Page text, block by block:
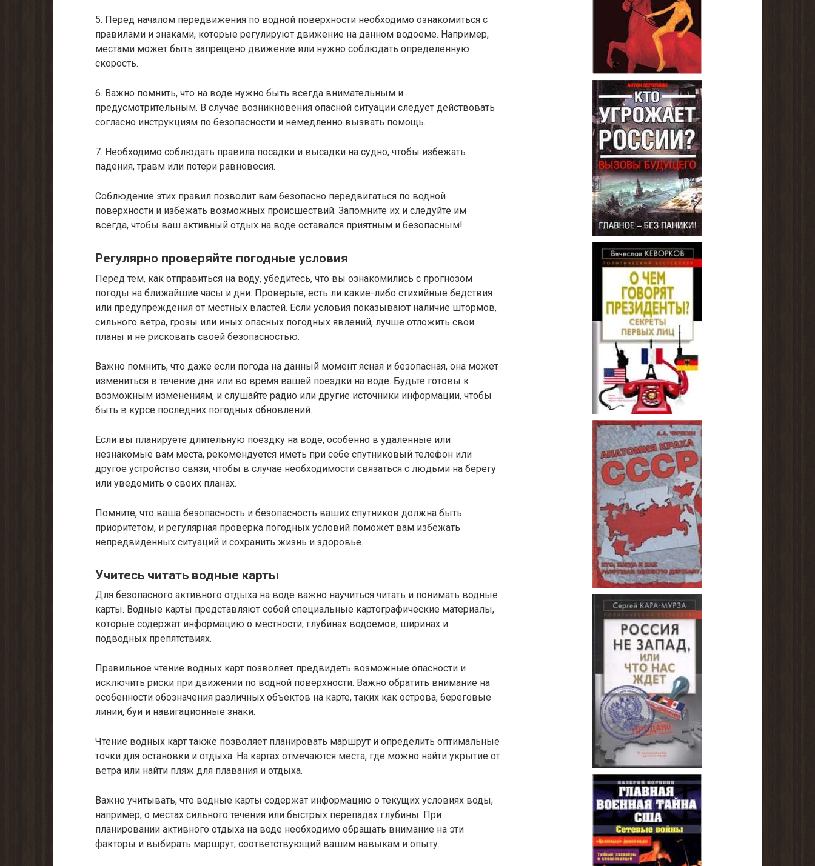
5. Перед началом передвижения по водной поверхности необходимо ознакомиться с
правилами и знаками, которые регулируют движение на данном водоеме. Например,
местами может быть запрещено движение или нужно соблюдать определенную
скорость.
6. Важно помнить, что на воде нужно быть всегда внимательным и
предусмотрительным. В случае возникновения опасной ситуации следует действовать
согласно инструкциям по безопасности и немедленно вызвать помощь.
7. Необходимо соблюдать правила посадки и высадки на судно, чтобы избежать
падения, травм или потери равновесия.
Соблюдение этих правил позволит вам безопасно передвигаться по водной
поверхности и избежать возможных происшествий. Запомните их и следуйте им
всегда, чтобы ваш активный отдых на воде оставался приятным и безопасным!
Регулярно проверяйте погодные условия
Перед тем, как отправиться на воду, убедитесь, что вы ознакомились с прогнозом
погоды на ближайшие часы и дни. Проверьте, есть ли какие-либо стихийные бедствия
или предупреждения от местных властей. Если условия показывают наличие штормов,
сильного ветра, грозы или иных опасных погодных явлений, лучше отложить свои
планы и не рисковать своей безопасностью.
Важно помнить, что даже если погода на данный момент ясная и безопасная, она может
измениться в течение дня или во время вашей поездки на воде. Будьте готовы к
возможным изменениям, и слушайте радио или другие источники информации, чтобы
быть в курсе последних погодных обновлений.
Если вы планируете длительную поездку на воде, особенно в удаленные или
незнакомые вам места, рекомендуется иметь при себе спутниковый телефон или
другое устройство связи, чтобы в случае необходимости связаться с людьми на берегу
или уведомить о своих планах.
Помните, что ваша безопасность и безопасность ваших спутников должна быть
приоритетом, и регулярная проверка погодных условий поможет вам избежать
непредвиденных ситуаций и сохранить жизнь и здоровье.
Учитесь читать водные карты
Для безопасного активного отдыха на воде важно научиться читать и понимать водные
карты. Водные карты представляют собой специальные картографические материалы,
которые содержат информацию о местности, глубинах водоемов, ширинах и
подводных препятствиях.
Правильное чтение водных карт позволяет предвидеть возможные опасности и
исключить риски при движении по водной поверхности. Важно обратить внимание на
особенности обозначения различных объектов на карте, таких как острова, береговые
линии, буи и навигационные знаки.
Чтение водных карт также позволяет планировать маршрут и определить оптимальные
точки для остановки и отдыха. На картах отмечаются места, где можно найти укрытие от
ветра или найти пляж для плавания и отдыха.
Важно учитывать, что водные карты содержат информацию о текущих условиях воды,
например, о местах сильного течения или быстрых перепадах глубины. При
планировании активного отдыха на воде необходимо обращать внимание на эти
факторы и выбирать маршрут, соответствующий вашим навыкам и опыту.